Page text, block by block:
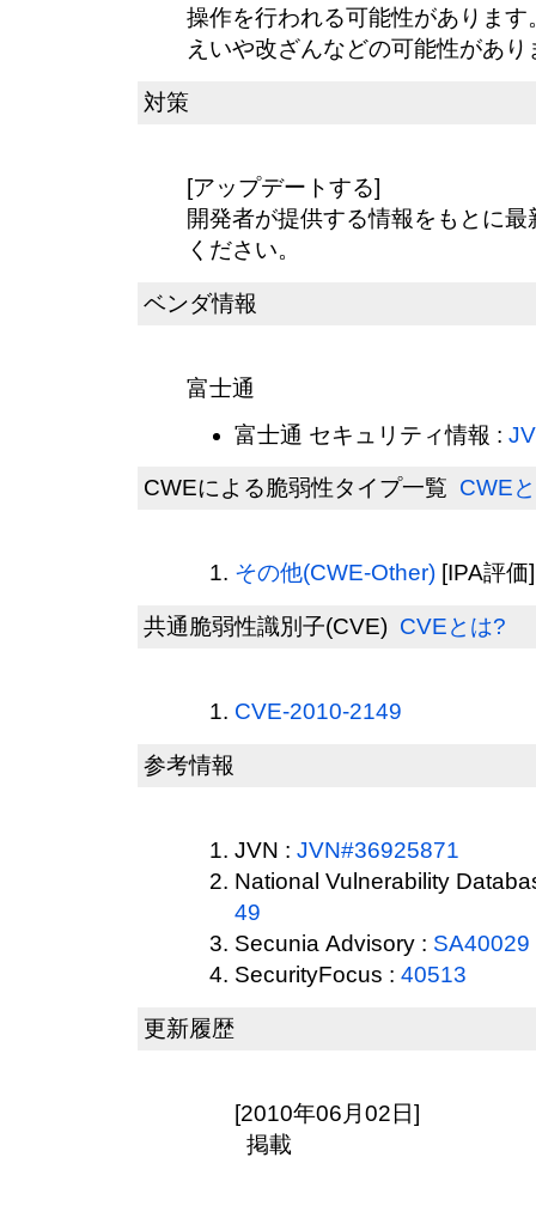
操作を行われる可能性がありま
えいや改ざんなどの可能性があり
対策
[アップデートする]
開発者が提供する情報をもとに
ください。
ベンダ情報
富士通
富士通 セキュリティ情報 :
CWEによる脆弱性タイプ一覧 CWE
その他(CWE-Other) [IPA評価]
共通脆弱性識別子(CVE) CVEとは?
CVE-2010-2149
参考情報
JVN : JVN#36925871
National Vulnerability
49
Secunia Advisory : SA40029
SecurityFocus : 40513
更新履歴
[2010年06月02日]
掲載